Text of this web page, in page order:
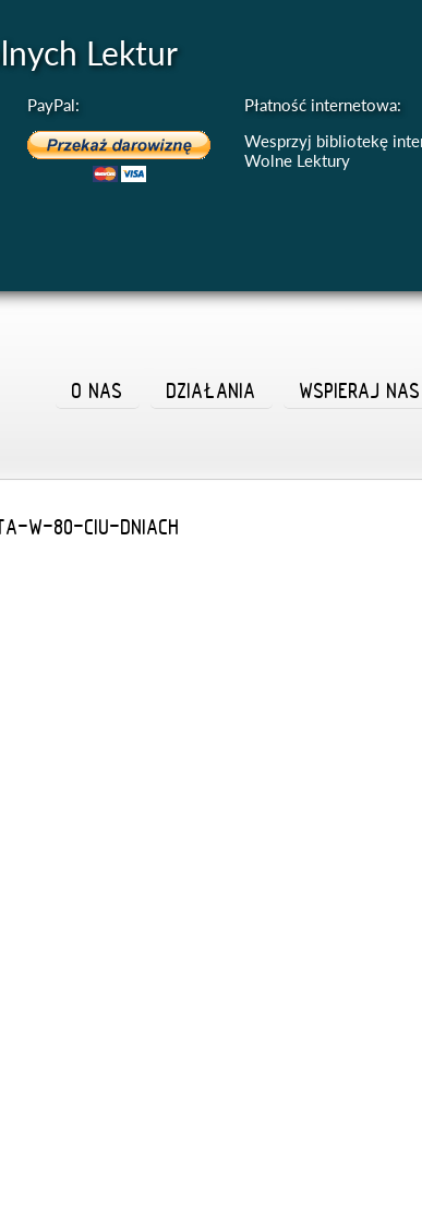
Lektur
PayPal:
Płatność internetowa:
Wesprzyj bibliotekę
Wolne Lektury
WSPIERAJ NAS
DZIAŁANIA
O NAS
W-80-CIU-DNIACH